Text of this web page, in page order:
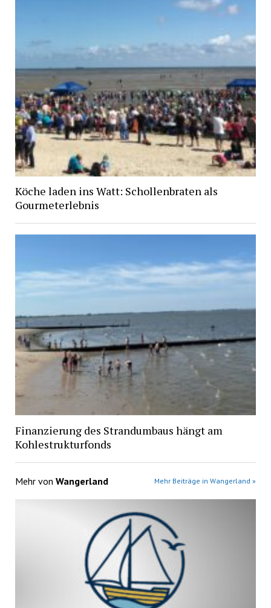
Köche laden ins Watt: Schollenbraten als
Gourmeterlebnis
Finanzierung des Strandumbaus hängt am
Kohlestrukturfonds
Mehr von Wangerland Mehr Beiträge in Wangerland »